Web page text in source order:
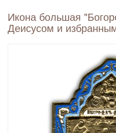
Икона большая
Деисусом и